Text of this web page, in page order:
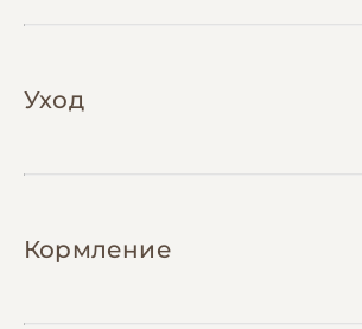
Уход
зависит от типа её шерсти и
индивидуальных особенностей.
Кормление